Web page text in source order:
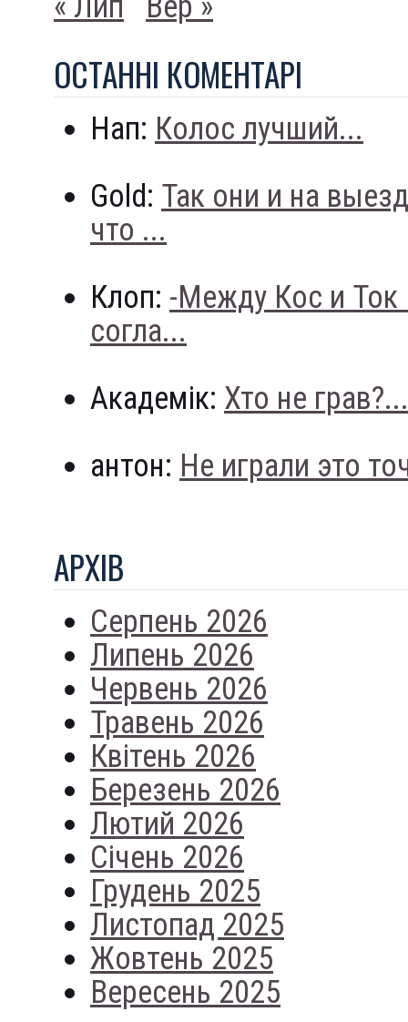
ОСТАННI КОМЕНТАРI
Нап: Колос лучший...
Gold: Так они и на
что ...
Клоп: -Между Кос и
согла...
Академік: Хто не грав?...
антон: Не играли это
АРХIВ
Серпень 2026
Липень 2026
Червень 2026
Травень 2026
Квітень 2026
Березень 2026
Лютий 2026
Січень 2026
Грудень 2025
Листопад 2025
Жовтень 2025
Вересень 2025